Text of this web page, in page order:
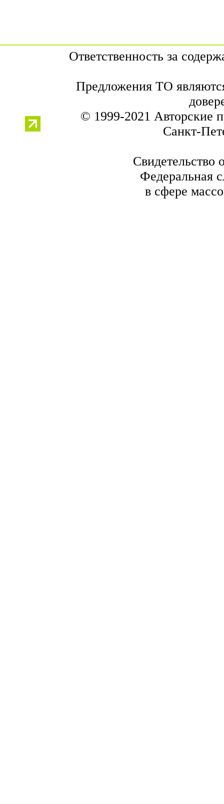
Ответственность за
Предложения ТО
© 1999-2021
Санкт-
Федеральная
в сфере